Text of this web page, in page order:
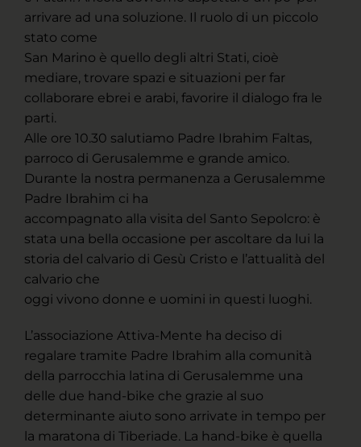
arrivare ad una soluzione. Il ruolo di un piccolo
stato come
San Marino è quello degli altri Stati, cioè
mediare, trovare spazi e situazioni per far
collaborare ebrei e arabi, favorire il dialogo fra le
parti.
Alle ore 10.30 salutiamo Padre Ibrahim Faltas,
parroco di Gerusalemme e grande amico.
Durante la nostra permanenza a Gerusalemme
Padre Ibrahim ci ha
accompagnato alla visita del Santo Sepolcro: è
stata una bella occasione per ascoltare da lui la
storia del calvario di Gesù Cristo e l’attualità del
calvario che
oggi vivono donne e uomini in questi luoghi.
L’associazione Attiva-Mente ha deciso di
regalare tramite Padre Ibrahim alla comunità
della parrocchia latina di Gerusalemme una
delle due hand-bike che grazie al suo
determinante aiuto sono arrivate in tempo per
la maratona di Tiberiade. La hand-bike è quella